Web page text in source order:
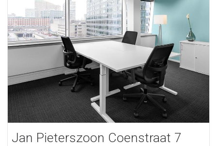
Jan Pieterszoon Coenstraat 7